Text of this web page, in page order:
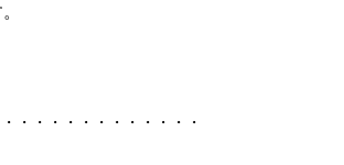
・・・・・・・・・・・・